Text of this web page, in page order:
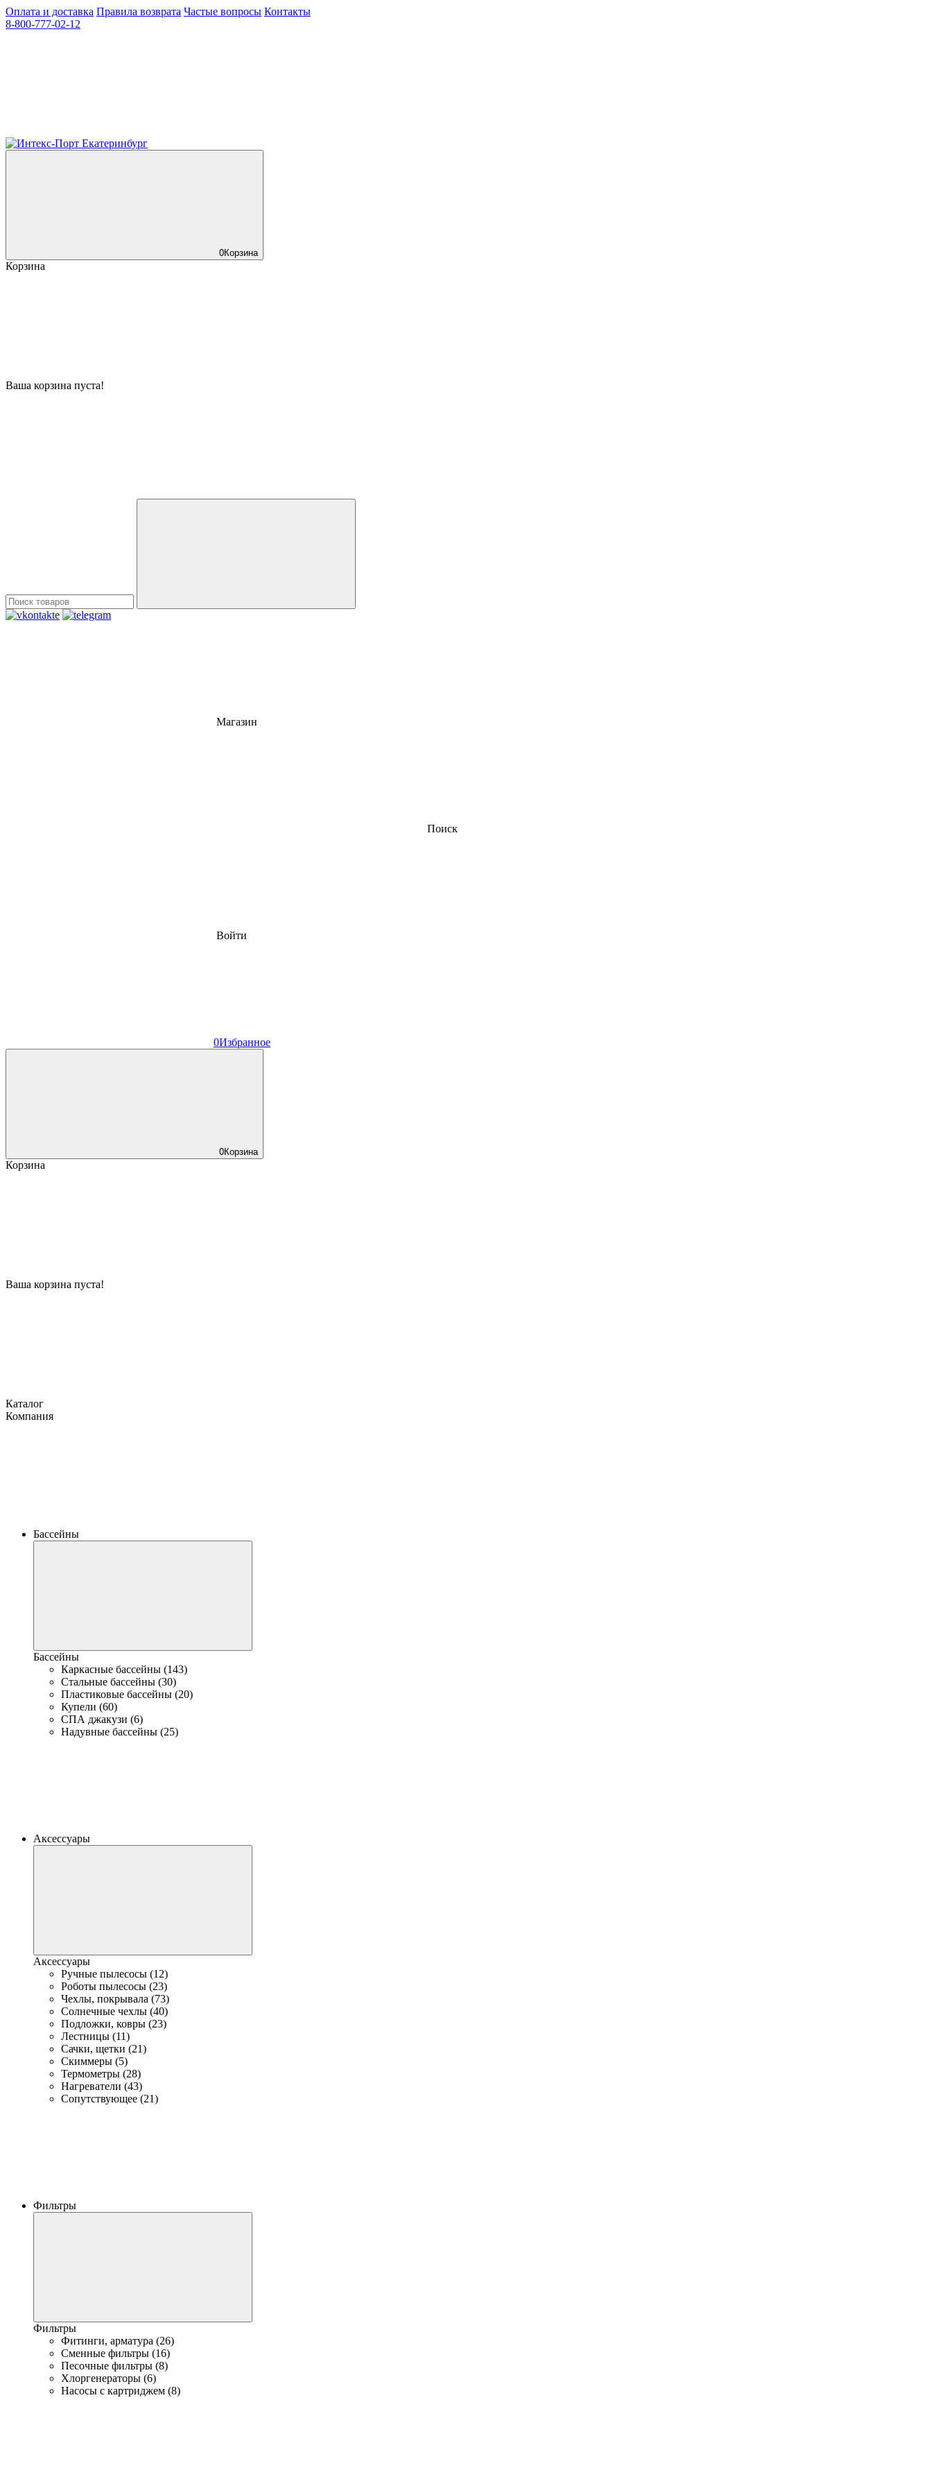
Оплата и доставка Правила возврата Частые вопросы Контакты
8-800-777-02-12
0Корзина
Корзина
Ваша корзина пуста!
Магазин
Поиск
Войти
0Избранное
0Корзина
Корзина
Ваша корзина пуста!
Каталог
Компания
Бассейны
Бассейны
Каркасные бассейны (143)
Стальные бассейны (30)
Пластиковые бассейны (20)
Купели (60)
СПА джакузи (6)
Надувные бассейны (25)
Аксессуары
Аксессуары
Ручные пылесосы (12)
Роботы пылесосы (23)
Чехлы, покрывала (73)
Солнечные чехлы (40)
Подложки, ковры (23)
Лестницы (11)
Сачки, щетки (21)
Скиммеры (5)
Термометры (28)
Нагреватели (43)
Сопутствующее (21)
Фильтры
Фильтры
Фитинги, арматура (26)
Сменные фильтры (16)
Песочные фильтры (8)
Хлоргенераторы (6)
Насосы с картриджем (8)